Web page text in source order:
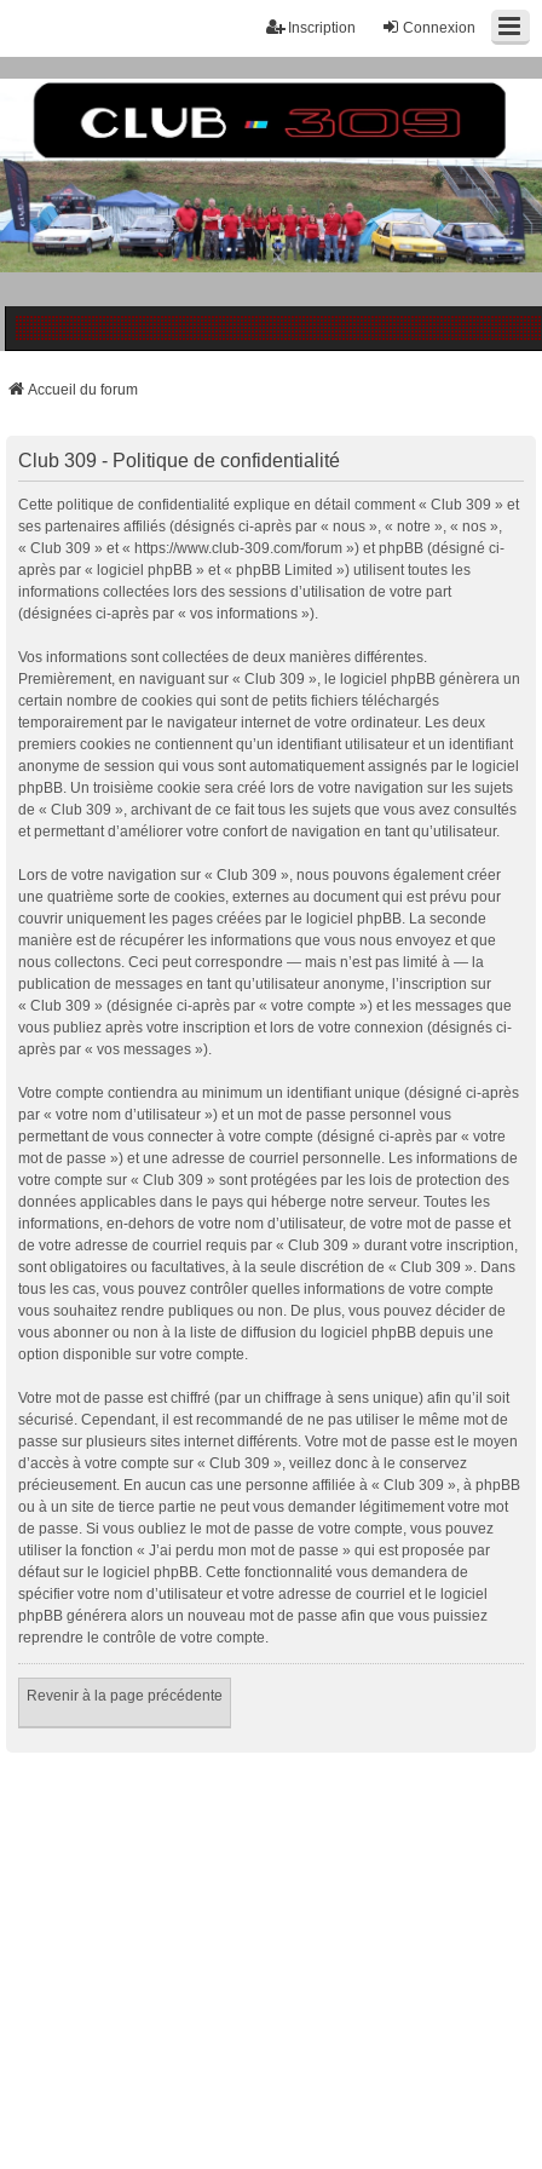
Connexion
Inscription
Accueil du forum
Club 309 - Politique de confidentialité
Cette politique de confidentialité explique en détail comment « Club 309 » et
ses partenaires affiliés (désignés ci-après par « nous », « notre », « nos »,
« Club 309 » et « https://www.club-309.com/forum ») et phpBB (désigné ci-
après par « logiciel phpBB » et « phpBB Limited ») utilisent toutes les
informations collectées lors des sessions d’utilisation de votre part
(désignées ci-après par « vos informations »).
Vos informations sont collectées de deux manières différentes.
Premièrement, en naviguant sur « Club 309 », le logiciel phpBB génèrera un
certain nombre de cookies qui sont de petits fichiers téléchargés
temporairement par le navigateur internet de votre ordinateur. Les deux
premiers cookies ne contiennent qu’un identifiant utilisateur et un identifiant
anonyme de session qui vous sont automatiquement assignés par le logiciel
phpBB. Un troisième cookie sera créé lors de votre navigation sur les sujets
de « Club 309 », archivant de ce fait tous les sujets que vous avez consultés
et permettant d’améliorer votre confort de navigation en tant qu’utilisateur.
Lors de votre navigation sur « Club 309 », nous pouvons également créer
une quatrième sorte de cookies, externes au document qui est prévu pour
couvrir uniquement les pages créées par le logiciel phpBB. La seconde
manière est de récupérer les informations que vous nous envoyez et que
nous collectons. Ceci peut correspondre — mais n’est pas limité à — la
publication de messages en tant qu’utilisateur anonyme, l’inscription sur
« Club 309 » (désignée ci-après par « votre compte ») et les messages que
vous publiez après votre inscription et lors de votre connexion (désignés ci-
après par « vos messages »).
Votre compte contiendra au minimum un identifiant unique (désigné ci-après
par « votre nom d’utilisateur ») et un mot de passe personnel vous
permettant de vous connecter à votre compte (désigné ci-après par « votre
mot de passe ») et une adresse de courriel personnelle. Les informations de
votre compte sur « Club 309 » sont protégées par les lois de protection des
données applicables dans le pays qui héberge notre serveur. Toutes les
informations, en-dehors de votre nom d’utilisateur, de votre mot de passe et
de votre adresse de courriel requis par « Club 309 » durant votre inscription,
sont obligatoires ou facultatives, à la seule discrétion de « Club 309 ». Dans
tous les cas, vous pouvez contrôler quelles informations de votre compte
vous souhaitez rendre publiques ou non. De plus, vous pouvez décider de
vous abonner ou non à la liste de diffusion du logiciel phpBB depuis une
option disponible sur votre compte.
Votre mot de passe est chiffré (par un chiffrage à sens unique) afin qu’il soit
sécurisé. Cependant, il est recommandé de ne pas utiliser le même mot de
passe sur plusieurs sites internet différents. Votre mot de passe est le moyen
d’accès à votre compte sur « Club 309 », veillez donc à le conservez
précieusement. En aucun cas une personne affiliée à « Club 309 », à phpBB
ou à un site de tierce partie ne peut vous demander légitimement votre mot
de passe. Si vous oubliez le mot de passe de votre compte, vous pouvez
utiliser la fonction « J’ai perdu mon mot de passe » qui est proposée par
défaut sur le logiciel phpBB. Cette fonctionnalité vous demandera de
spécifier votre nom d’utilisateur et votre adresse de courriel et le logiciel
phpBB générera alors un nouveau mot de passe afin que vous puissiez
reprendre le contrôle de votre compte.
Revenir à la page précédente